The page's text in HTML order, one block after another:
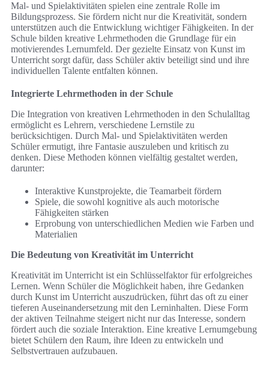
Mal- und Spielaktivitäten spielen eine zentrale Rolle im
Bildungsprozess. Sie fördern nicht nur die Kreativität, sondern
unterstützen auch die Entwicklung wichtiger Fähigkeiten. In der
Schule bilden kreative Lehrmethoden die Grundlage für ein
motivierendes Lernumfeld. Der gezielte Einsatz von Kunst im
Unterricht sorgt dafür, dass Schüler aktiv beteiligt sind und ihre
individuellen Talente entfalten können.
Integrierte Lehrmethoden in der Schule
Die Integration von kreativen Lehrmethoden in den Schulalltag
ermöglicht es Lehrern, verschiedene Lernstile zu
berücksichtigen. Durch Mal- und Spielaktivitäten werden
Schüler ermutigt, ihre Fantasie auszuleben und kritisch zu
denken. Diese Methoden können vielfältig gestaltet werden,
darunter:
Interaktive Kunstprojekte, die Teamarbeit fördern
Spiele, die sowohl kognitive als auch motorische
Fähigkeiten stärken
Erprobung von unterschiedlichen Medien wie Farben und
Materialien
Die Bedeutung von Kreativität im Unterricht
Kreativität im Unterricht ist ein Schlüsselfaktor für erfolgreiches
Lernen. Wenn Schüler die Möglichkeit haben, ihre Gedanken
durch Kunst im Unterricht auszudrücken, führt das oft zu einer
tieferen Auseinandersetzung mit den Lerninhalten. Diese Form
der aktiven Teilnahme steigert nicht nur das Interesse, sondern
fördert auch die soziale Interaktion. Eine kreative Lernumgebung
bietet Schülern den Raum, ihre Ideen zu entwickeln und
Selbstvertrauen aufzubauen.